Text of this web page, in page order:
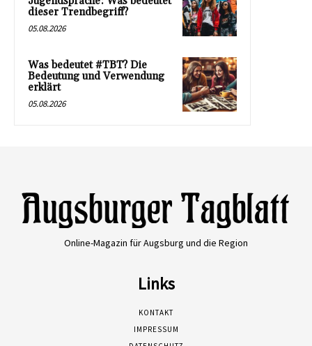
dieser Trendbegriff?
05.08.2026
Was bedeutet #TBT? Die
Bedeutung und Verwendung
erklärt
05.08.2026
Online-Magazin für Augsburg und die Region
Links
KONTAKT
IMPRESSUM